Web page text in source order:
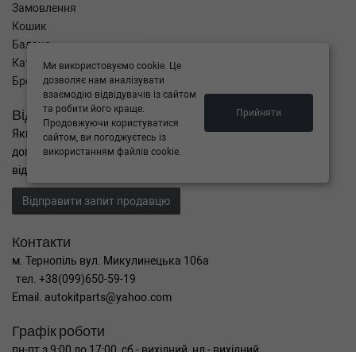
Замовлення
Кошик
Баланс
Каталог товарів
Бренди
Відправити запит
Якщо Ви не знайшли потрібні запчастини, або Вам потрібна
допомога в підборі,
відправте нам запит - ми Вам допоможемо
Відправити запит продавцю
Контакти
м. Тернопіль вул. Микулинецька 106а
тел. +38(099)650-59-19
Email. autokitparts@yahoo.com
Графік роботи
Ми використовуємо cookie. Це
дозволяє нам аналізувати
взаємодію відвідувачів із сайтом
та робити його краще.
Продовжуючи користуватися
сайтом, ви погоджуєтесь із
використанням файлів cookie.
Прийняти